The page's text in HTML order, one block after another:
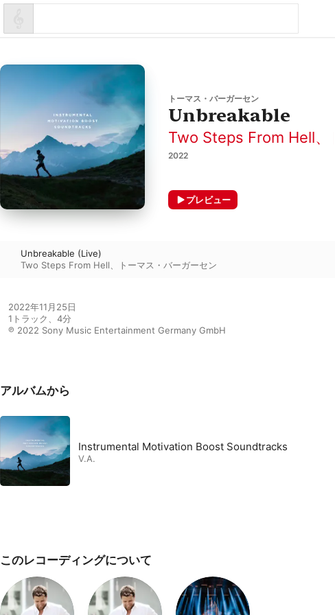
トーマス・バーガーセン
Unbreakable
Two Steps From Hell、
2022
プレビュー
Unbreakable (Live)
Two Steps From Hell
トーマス・バーガーセン
2022年11月25日
1トラック、4分
℗ 2022 Sony Music Entertainment Germany GmbH
アルバムから
Instrumental Motivation Boost Soundtracks
V.A.
このレコーディングについて